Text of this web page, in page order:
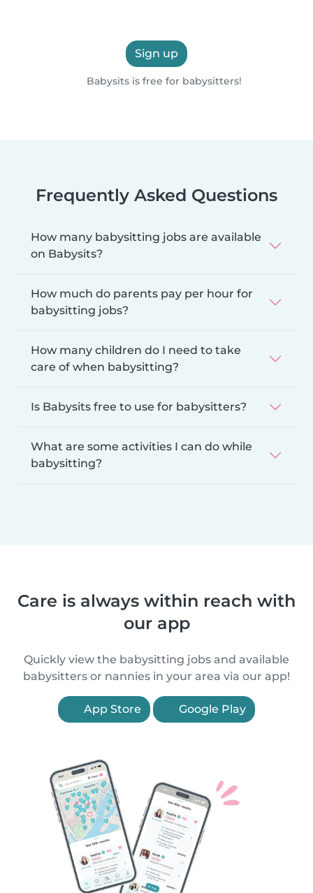
Sign up
Babysits is free for babysitters!
Frequently Asked Questions
How many babysitting jobs are available
on Babysits?
How much do parents pay per hour for
babysitting jobs?
How many children do I need to take
care of when babysitting?
Is Babysits free to use for babysitters?
What are some activities I can do while
babysitting?
Care is always within reach with
our app
Quickly view the babysitting jobs and available
babysitters or nannies in your area via our app!
App Store Google Play